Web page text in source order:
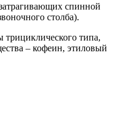
спинной
столба).
трициклического типа,
– кофеин, этиловый